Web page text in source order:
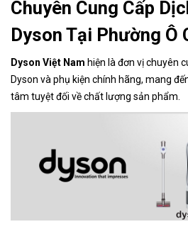
Chuyên Cung Cấp
Dyson Tại Phường Ô
Dyson Việt Nam hiện là đơn vị chuyên
Dyson và phụ kiện chính hãng, mang
tâm tuyệt đối về chất lượng sản phẩm.